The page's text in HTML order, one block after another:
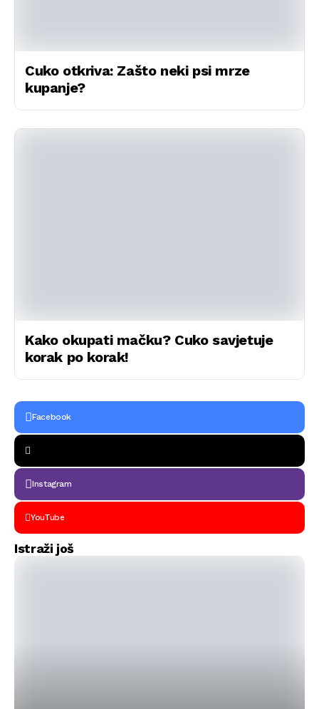
Cuko otkriva: Zašto neki psi mrze
kupanje?
Kako okupati mačku? Cuko savjetuje
korak po korak!
Facebook
Instagram
YouTube
Istraži još